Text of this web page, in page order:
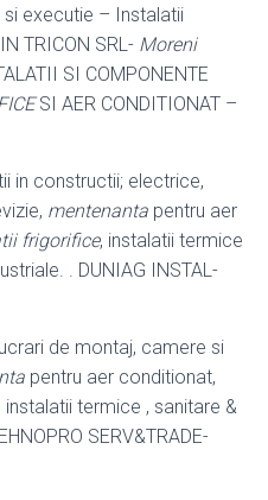
executie – Instalatii
TRICON SRL- Moreni
SI COMPONENTE
SI AER CONDITIONAT –
in constructii; electrice,
mentenanta pentru aer
frigorifice, instalatii termice
. DUNIAG INSTAL-
de montaj, camere si
pentru aer conditionat,
instalatii termice , sanitare &
SERV&TRADE-